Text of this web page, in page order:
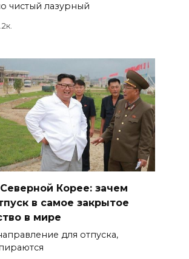
чистый лазурный
Корее: зачем
в самое закрытое
в мире
для отпуска,